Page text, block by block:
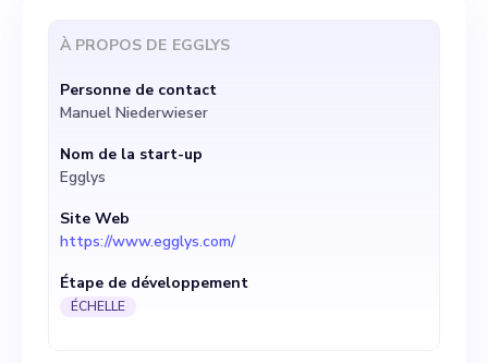
von innovativen
Sitzsystemen ist und meine
Vision teilt, das Leben von
Familien und Unternehmen
durch modulare,
werkzeugfreie Sitzlösungen
zu verbessern. Der optimale
Kandidat sollte Erfahrung in
À PROPOS DE EGGLYS
Personne de contact
Manuel Niederwieser
Nom de la start-up
Egglys
Site Web
https://www.egglys.com/
Étape de développement
ÉCHELLE